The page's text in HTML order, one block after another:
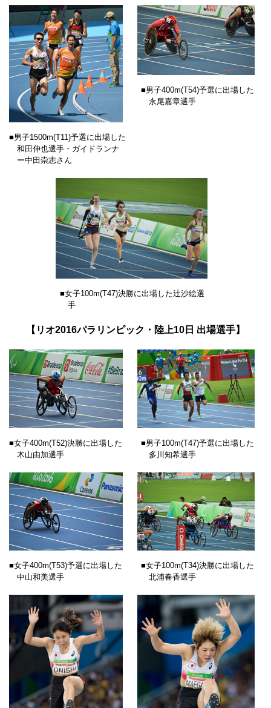
■男子1500m(T11)予選に出場した
和田伸也選手・ガイドランナ
ー中田崇志さん
■男子400m(T54)予選に出場した
永尾嘉章選手
■女子100m(T47)決勝に出場した辻沙絵選
手
【リオ2016パラリンピック・陸上10日 出場選手】
■女子400m(T52)決勝に出場した
木山由加選手
■男子100m(T47)予選に出場した
多川知希選手
■女子400m(T53)予選に出場した
中山和美選手
■女子100m(T34)決勝に出場した
北浦春香選手